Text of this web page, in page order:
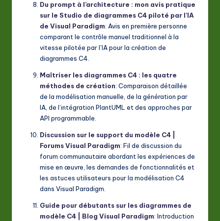
Du prompt à l’architecture : mon avis pratique
sur le Studio de diagrammes C4 piloté par l’IA
de Visual Paradigm: Avis en première personne
comparant le contrôle manuel traditionnel à la
vitesse pilotée par l’IA pour la création de
diagrammes C4.
Maîtriser les diagrammes C4 : les quatre
méthodes de création: Comparaison détaillée
de la modélisation manuelle, de la génération par
IA, de l’intégration PlantUML et des approches par
API programmable.
Discussion sur le support du modèle C4 |
Forums Visual Paradigm: Fil de discussion du
forum communautaire abordant les expériences de
mise en œuvre, les demandes de fonctionnalités et
les astuces utilisateurs pour la modélisation C4
dans Visual Paradigm.
Guide pour débutants sur les diagrammes de
modèle C4 | Blog Visual Paradigm: Introduction